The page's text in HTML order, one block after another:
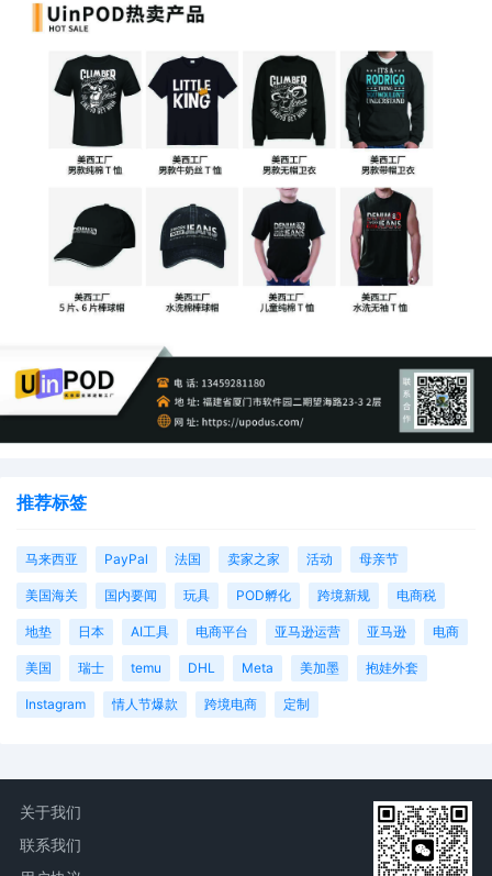
推荐标签
马来西亚 PayPal 法国 卖家之家 活动 母亲节
美国海关 国内要闻 玩具 POD孵化 跨境新规 电商税
地垫 日本 AI工具 电商平台 亚马逊运营 亚马逊 电商
美国 瑞士 temu DHL Meta 美加墨 抱娃外套
Instagram 情人节爆款 跨境电商 定制
关于我们
联系我们